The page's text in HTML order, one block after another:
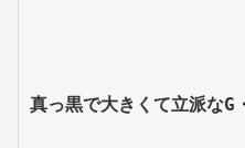
真っ黒で大きくて立派なG